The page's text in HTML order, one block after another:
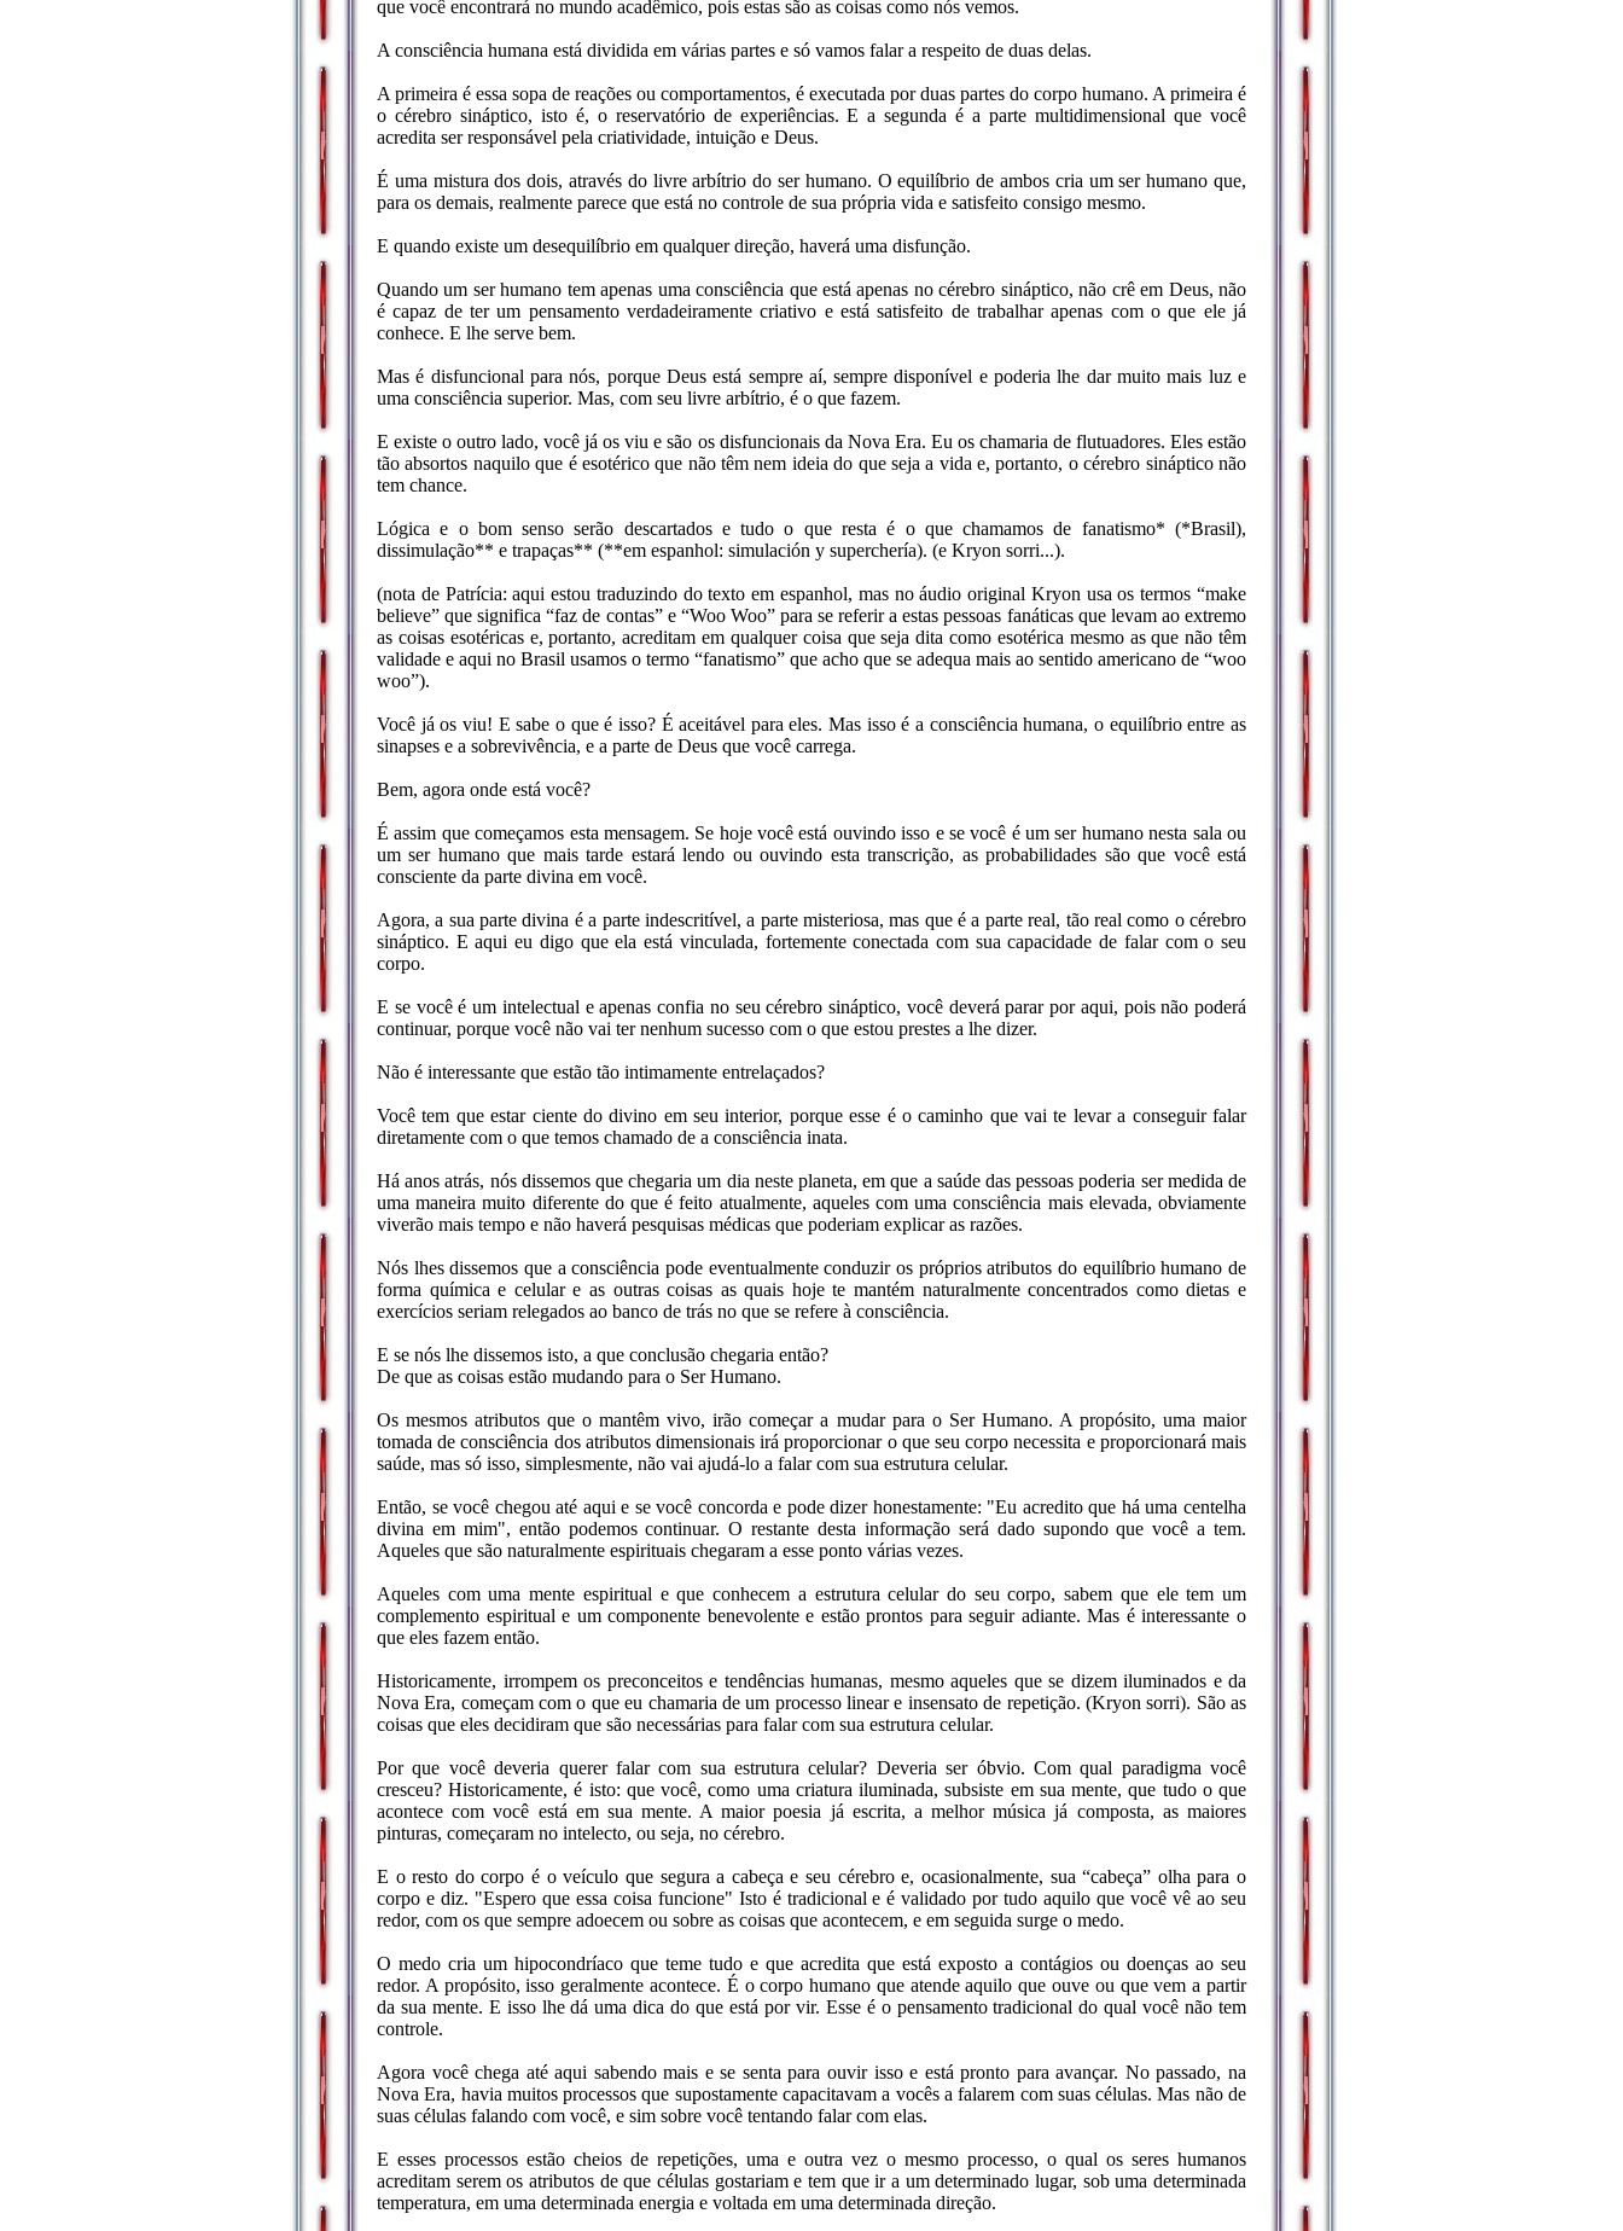
que você encontrará no mundo acadêmico, pois estas são as coisas como nós vemos.
A consciência humana está dividida em várias partes e só vamos falar a respeito de duas delas.
A primeira é essa sopa de reações ou comportamentos, é executada por duas partes do corpo humano. A primeira é
o cérebro sináptico, isto é, o reservatório de experiências. E a segunda é a parte multidimensional que você
acredita ser responsável pela criatividade, intuição e Deus.
É uma mistura dos dois, através do livre arbítrio do ser humano. O equilíbrio de ambos cria um ser humano que,
para os demais, realmente parece que está no controle de sua própria vida e satisfeito consigo mesmo.
E quando existe um desequilíbrio em qualquer direção, haverá uma disfunção.
Quando um ser humano tem apenas uma consciência que está apenas no cérebro sináptico, não crê em Deus, não
é capaz de ter um pensamento verdadeiramente criativo e está satisfeito de trabalhar apenas com o que ele já
conhece. E lhe serve bem.
Mas é disfuncional para nós, porque Deus está sempre aí, sempre disponível e poderia lhe dar muito mais luz e
uma consciência superior. Mas, com seu livre arbítrio, é o que fazem.
E existe o outro lado, você já os viu e são os disfuncionais da Nova Era. Eu os chamaria de flutuadores. Eles estão
tão absortos naquilo que é esotérico que não têm nem ideia do que seja a vida e, portanto, o cérebro sináptico não
tem chance.
Lógica e o bom senso serão descartados e tudo o que resta é o que chamamos de fanatismo* (*Brasil),
dissimulação** e trapaças** (**em espanhol: simulación y superchería). (e Kryon sorri...).
(nota de Patrícia: aqui estou traduzindo do texto em espanhol, mas no áudio original Kryon usa os termos “make
believe” que significa “faz de contas” e “Woo Woo” para se referir a estas pessoas fanáticas que levam ao extremo
as coisas esotéricas e, portanto, acreditam em qualquer coisa que seja dita como esotérica mesmo as que não têm
validade e aqui no Brasil usamos o termo “fanatismo” que acho que se adequa mais ao sentido americano de “woo
woo”).
Você já os viu! E sabe o que é isso? É aceitável para eles. Mas isso é a consciência humana, o equilíbrio entre as
sinapses e a sobrevivência, e a parte de Deus que você carrega.
Bem, agora onde está você?
É assim que começamos esta mensagem. Se hoje você está ouvindo isso e se você é um ser humano nesta sala ou
um ser humano que mais tarde estará lendo ou ouvindo esta transcrição, as probabilidades são que você está
consciente da parte divina em você.
Agora, a sua parte divina é a parte indescritível, a parte misteriosa, mas que é a parte real, tão real como o cérebro
sináptico. E aqui eu digo que ela está vinculada, fortemente conectada com sua capacidade de falar com o seu
corpo.
E se você é um intelectual e apenas confia no seu cérebro sináptico, você deverá parar por aqui, pois não poderá
continuar, porque você não vai ter nenhum sucesso com o que estou prestes a lhe dizer.
Não é interessante que estão tão intimamente entrelaçados?
Você tem que estar ciente do divino em seu interior, porque esse é o caminho que vai te levar a conseguir falar
diretamente com o que temos chamado de a consciência inata.
Há anos atrás, nós dissemos que chegaria um dia neste planeta, em que a saúde das pessoas poderia ser medida de
uma maneira muito diferente do que é feito atualmente, aqueles com uma consciência mais elevada, obviamente
viverão mais tempo e não haverá pesquisas médicas que poderiam explicar as razões.
Nós lhes dissemos que a consciência pode eventualmente conduzir os próprios atributos do equilíbrio humano de
forma química e celular e as outras coisas as quais hoje te mantém naturalmente concentrados como dietas e
exercícios seriam relegados ao banco de trás no que se refere à consciência.
E se nós lhe dissemos isto, a que conclusão chegaria então?
De que as coisas estão mudando para o Ser Humano.
Os mesmos atributos que o mantêm vivo, irão começar a mudar para o Ser Humano. A propósito, uma maior
tomada de consciência dos atributos dimensionais irá proporcionar o que seu corpo necessita e proporcionará mais
saúde, mas só isso, simplesmente, não vai ajudá-lo a falar com sua estrutura celular.
Então, se você chegou até aqui e se você concorda e pode dizer honestamente: "Eu acredito que há uma centelha
divina em mim", então podemos continuar. O restante desta informação será dado supondo que você a tem.
Aqueles que são naturalmente espirituais chegaram a esse ponto várias vezes.
Aqueles com uma mente espiritual e que conhecem a estrutura celular do seu corpo, sabem que ele tem um
complemento espiritual e um componente benevolente e estão prontos para seguir adiante. Mas é interessante o
que eles fazem então.
Historicamente, irrompem os preconceitos e tendências humanas, mesmo aqueles que se dizem iluminados e da
Nova Era, começam com o que eu chamaria de um processo linear e insensato de repetição. (Kryon sorri). São as
coisas que eles decidiram que são necessárias para falar com sua estrutura celular.
Por que você deveria querer falar com sua estrutura celular? Deveria ser óbvio. Com qual paradigma você
cresceu? Historicamente, é isto: que você, como uma criatura iluminada, subsiste em sua mente, que tudo o que
acontece com você está em sua mente. A maior poesia já escrita, a melhor música já composta, as maiores
pinturas, começaram no intelecto, ou seja, no cérebro.
E o resto do corpo é o veículo que segura a cabeça e seu cérebro e, ocasionalmente, sua “cabeça” olha para o
corpo e diz. "Espero que essa coisa funcione" Isto é tradicional e é validado por tudo aquilo que você vê ao seu
redor, com os que sempre adoecem ou sobre as coisas que acontecem, e em seguida surge o medo.
O medo cria um hipocondríaco que teme tudo e que acredita que está exposto a contágios ou doenças ao seu
redor. A propósito, isso geralmente acontece. É o corpo humano que atende aquilo que ouve ou que vem a partir
da sua mente. E isso lhe dá uma dica do que está por vir. Esse é o pensamento tradicional do qual você não tem
controle.
Agora você chega até aqui sabendo mais e se senta para ouvir isso e está pronto para avançar. No passado, na
Nova Era, havia muitos processos que supostamente capacitavam a vocês a falarem com suas células. Mas não de
suas células falando com você, e sim sobre você tentando falar com elas.
E esses processos estão cheios de repetições, uma e outra vez o mesmo processo, o qual os seres humanos
acreditam serem os atributos de que células gostariam e tem que ir a um determinado lugar, sob uma determinada
temperatura, em uma determinada energia e voltada em uma determinada direção.